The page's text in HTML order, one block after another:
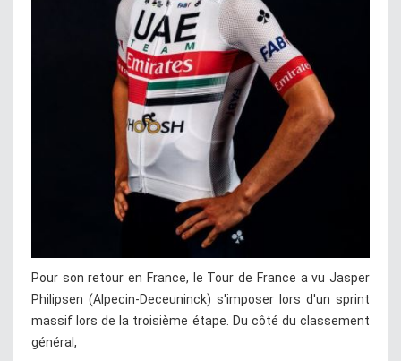
Pour son retour en France, le Tour de France a vu Jasper
Philipsen (Alpecin-Deceuninck) s'imposer lors d'un sprint
massif lors de la troisième étape. Du côté du classement
général,